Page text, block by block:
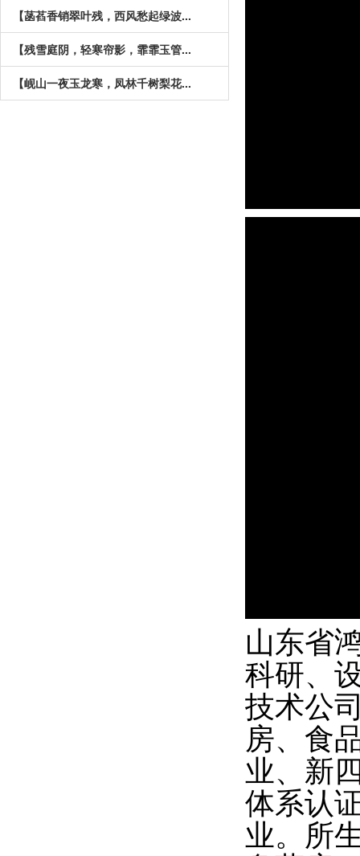
【菡萏香销翠叶残，西风愁起绿波...
【残雪庭阴，轻寒帘影，霏霏玉管...
【岘山一夜玉龙寒，凤林千树梨花...
山东省
科研、
技术公
房、食
业、新
体系认
业。所